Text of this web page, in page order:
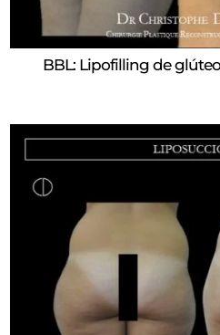
BBL: Lipofilling de